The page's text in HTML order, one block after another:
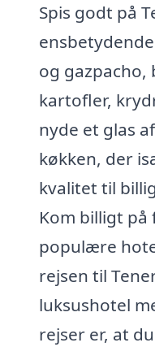
Spis godt på
og gazpacho,
kartofler,
nyde et glas
køkken, der
kvalitet til
Kom billigt
populære
rejsen til
luksushotel
rejser er, at